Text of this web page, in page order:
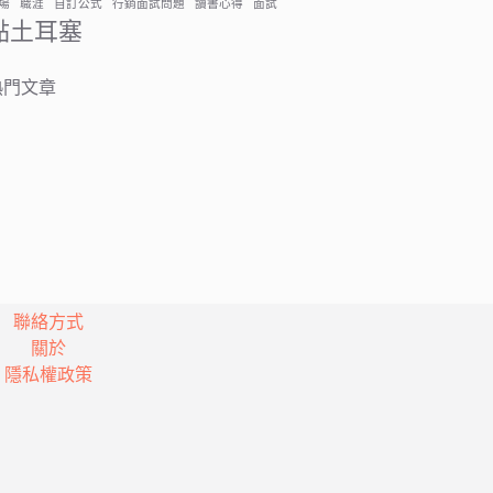
職涯 自訂公式 行銷面試問題 讀書心得 面試
土耳塞
門文章
聯絡方式
關於
隱私權政策